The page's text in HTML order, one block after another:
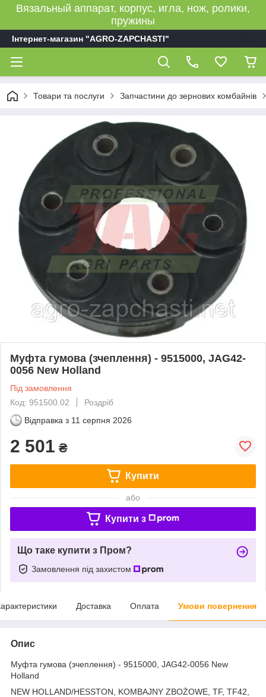
Вязальный аппарат, корпус, игла, нож, ролики,
пружины
Інтернет-магазин "AGRO-ZAPCHASTI"
Товари та послуги Запчастини до зернових комбайнів
Муфта гумова (зчеплення) - 9515000, JAG42-
0056 New Holland
Під замовлення
Код: 951500.02
Роздріб
Відправка з 11 серпня 2026
2 501 ₴
Купити
або
Купити з
Що таке купити з Пром?
Замовлення під захистом
Доставка Оплата Умови повернення
Опис
Муфта гумова (зчеплення) - 9515000, JAG42-0056 New
Holland
NEW HOLLAND/HESSTON, KOMBAJNY ZBOŻOWE, TF, TF42,